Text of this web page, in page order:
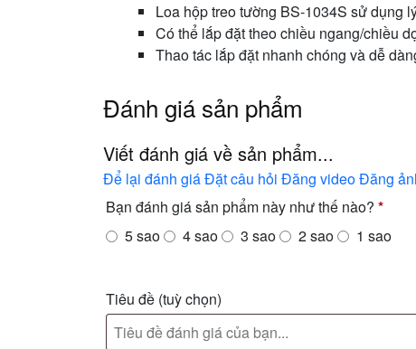
Loa hộp treo tường BS-1034S sử dụng
Có thể lắp đặt theo chiều ngang/chiều
Thao tác lắp đặt nhanh chóng và dễ
Đánh giá sản phẩm
Viết đánh giá về sản phẩm...
Để lại đánh giáĐặt câu hỏi Đăng videoĐăng
Bạn đánh giá sản phẩm này như thế nào? *
5 sao
4 sao 3 sao 2 sao 1 sao
Tiêu đề (tuỳ chọn)